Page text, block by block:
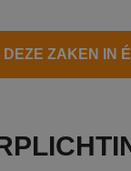
DEZE ZAKEN IN